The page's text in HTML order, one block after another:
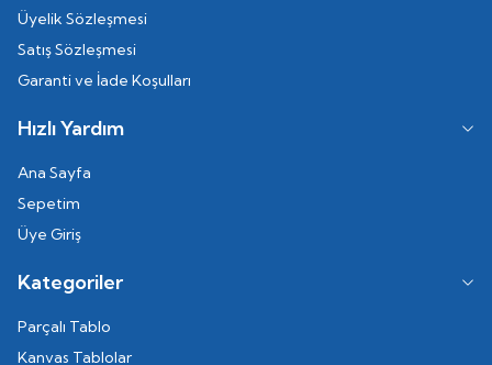
Üyelik Sözleşmesi
Satış Sözleşmesi
Garanti ve İade Koşulları
Hızlı Yardım
Ana Sayfa
Sepetim
Üye Giriş
Kategoriler
Parçalı Tablo
Kanvas Tablolar